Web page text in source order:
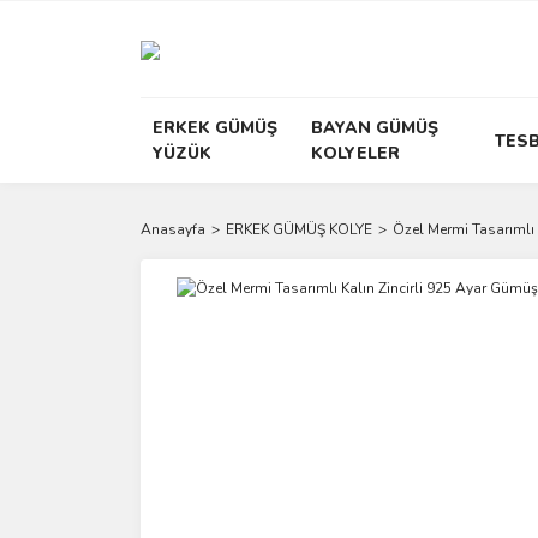
ERKEK GÜMÜŞ
YÜZÜK
BAYAN GÜMÜŞ
KOLYELER
Anasayfa ERKEK GÜMÜŞ KOLYE Özel Mermi